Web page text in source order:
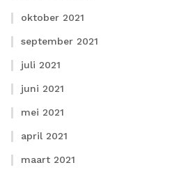
oktober 2021
september 2021
juli 2021
juni 2021
mei 2021
april 2021
maart 2021